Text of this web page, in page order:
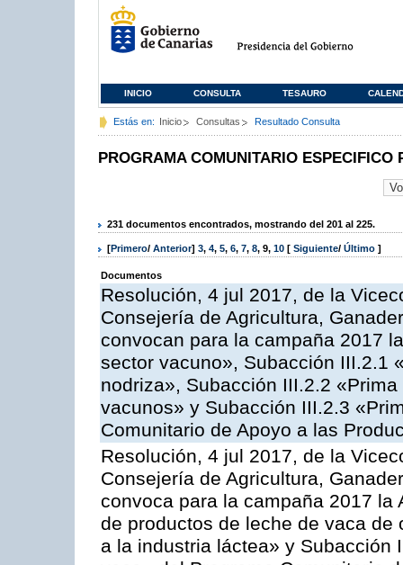
INICIO CONSULTA TESAURO
Estás en: Inicio Consultas Resultado Consulta
PROGRAMA COMUNITARIO ESPECIFICO
231 documentos encontrados, mostrando del 201 al 225.
[Primero/ Anterior] 3, 4, 5, 6, 7, 8, 9, 10 [ Siguiente/ Último ]
Documentos
Resolución, 4 jul 2017, de la
Consejería de Agricultura,
convocan para la campaña 2017
sector vacuno», Subacción III.2.1
nodriza», Subacción III.2.2
vacunos» y Subacción III.2.3
Comunitario de Apoyo a las
Resolución, 4 jul 2017, de la
Consejería de Agricultura,
convoca para la campaña 2017
de productos de leche de vaca
a la industria láctea» y Subacción